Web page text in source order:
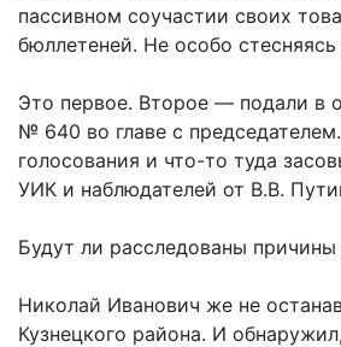
пассивном соучастии своих
бюллетеней. Не особо
Это первое. Второе — подали в
№ 640 во главе с
голосования и что-то туда
УИК и наблюдателей от В.В.
Будут ли расследованы
Николай Иванович же не
Кузнецкого района. И